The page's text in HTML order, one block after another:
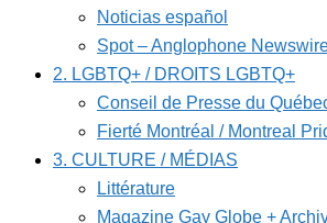
Noticias español
Spot – Anglophone
2. LGBTQ+ / DROITS LGBTQ+
Conseil de Presse du
Fierté Montréal / Montreal
3. CULTURE / MÉDIAS
Littérature
Magazine Gay Globe +